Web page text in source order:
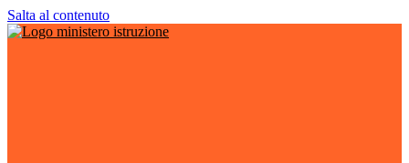
Salta al contenuto